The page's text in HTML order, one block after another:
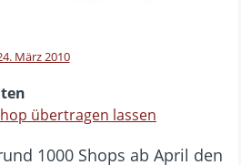
März 2010
übertragen lassen
1000 Shops ab April den